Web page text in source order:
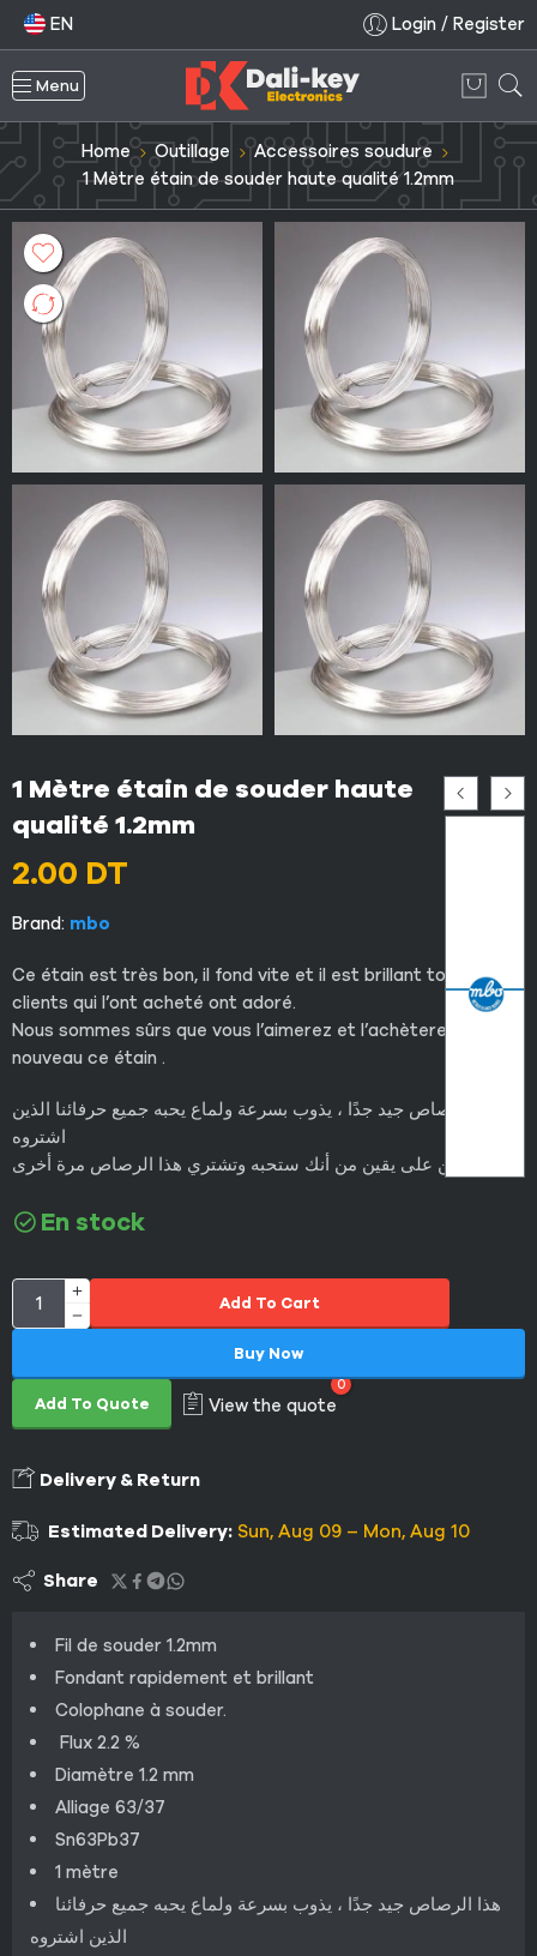
EN Login / Register
Menu
Home Outillage
Accessoires soudure
1 Mètre étain de souder haute qualité 1.2mm
1 Mètre étain de souder haute
qualité 1.2mm
2.00 DT
Brand: mbo
Ce étain est très bon, il fond vite et il est brillant tous les
clients qui l’ont acheté ont adoré.
Nous sommes sûrs que vous l’aimerez et l’achèterez à
nouveau ce étain .
هذا الرصاص جيد جدًا ، يذوب بسرعة ولماع يحبه جميع حرفائنا الذين
اشتروه
نحن على يقين من أنك ستحبه وتشتري هذا الرصاص مرة أخرى
En stock
Add To Cart
Add To Quote View the quote
0
Buy Now
Delivery & Return
Estimated Delivery: Sun, Aug 09 – Mon, Aug 10
Share
Fil de souder 1.2mm
Fondant rapidement et brillant
Colophane à souder.
Flux 2.2 %
Diamètre 1.2 mm
Alliage 63/37
Sn63Pb37
1 mètre
هذا الرصاص جيد جدًا ، يذوب بسرعة ولماع يحبه جميع حرفائنا
الذين اشتروه